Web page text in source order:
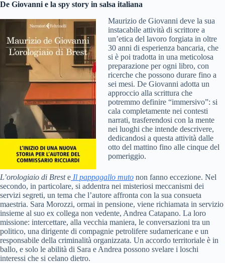
De Giovanni e la spy story in salsa italiana
Maurizio de Giovanni deve la sua
instacabile attività di scrittore a
un’etica del lavoro forgiata in oltre
30 anni di esperienza bancaria, che
si è poi tradotta in una meticolosa
preparazione per ogni libro, con
ricerche che possono durare fino a
sei mesi. De Giovanni adotta un
approccio alla scrittura che
potremmo definire “immersivo”: si
cala completamente nei contesti
narrati, trasferendosi con la mente
nei luoghi che intende descrivere,
dedicandosi a questa attività dalle
otto del mattino fino alle cinque del
pomeriggio.
L’orologiaio di Breste Il pappagallo muto non fanno eccezione. Nel
secondo, in particolare, si addentra nei misteriosi meccanismi dei
servizi segreti, un tema che l’autore affronta con la sua consueta
maestria. Sara Morozzi, ormai in pensione, viene richiamata in servizio
insieme al suo ex collega non vedente, Andrea Catapano. La loro
missione: intercettare, alla vecchia maniera, le conversazioni tra un
politico, una dirigente di compagnie petrolifere sudamericane e un
responsabile della criminalità organizzata. Un accordo territoriale è in
ballo, e solo le abilità di Sara e Andrea possono svelare i loschi
interessi che si celano dietro.